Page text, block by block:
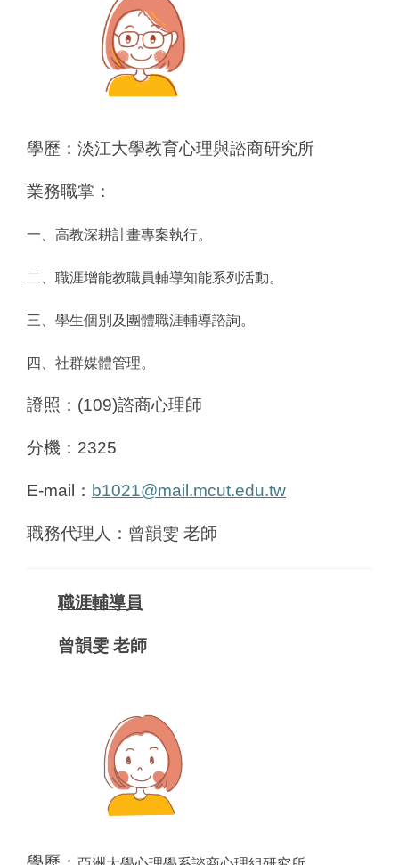
學歷：淡江大學教育心理與諮商研究所
業務職掌：
一、高教深耕計畫專案執行。
二、職涯增能教職員輔導知能系列活動。
三、學生個別及團體職涯輔導諮詢。
四、社群媒體管理。
證照：(109)諮商心理師
分機：2325
E-mail ： b1021@mail.mcut.edu.tw
職務代理人：曾韻雯 老師
職涯輔導員
曾韻雯 老師